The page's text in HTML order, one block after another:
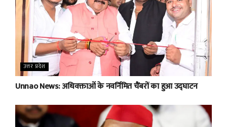
उत्तर प्रदेश
Unnao News: अधिवक्ताओं के नवर्निमित चैंबरों का हुआ उद्घाटन